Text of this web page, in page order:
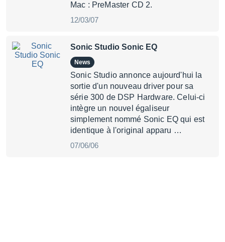
Mac : PreMaster CD 2.
12/03/07
Sonic Studio Sonic EQ
News
Sonic Studio annonce aujourd'hui la
sortie d'un nouveau driver pour sa
série 300 de DSP Hardware. Celui-ci
intègre un nouvel égaliseur
simplement nommé Sonic EQ qui est
identique à l'original apparu …
07/06/06